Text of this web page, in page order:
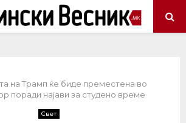
на Трамп ќе биде преместена во
поради најави за студeно време
Свет